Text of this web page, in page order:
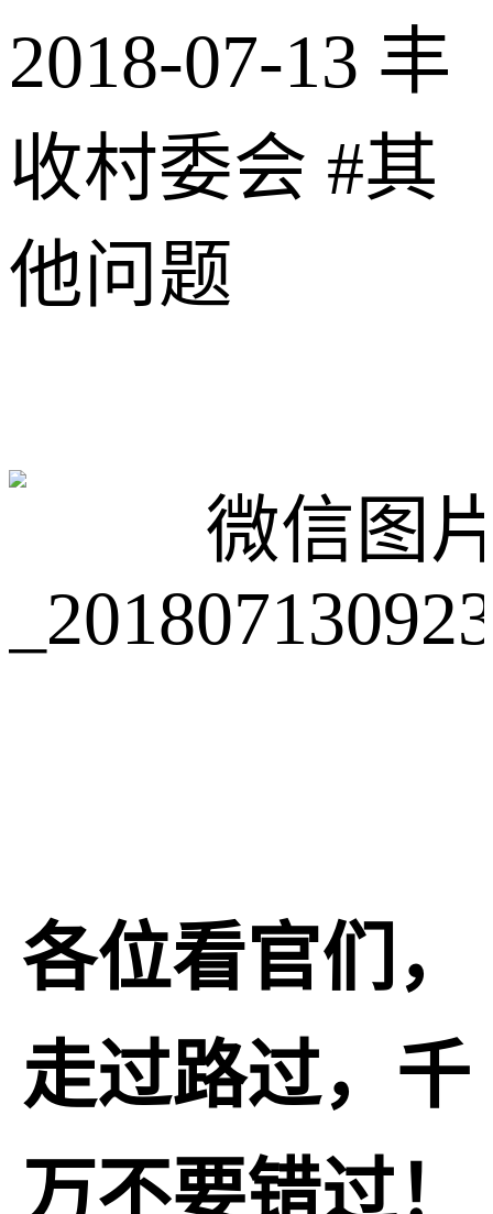
2018-07-13 丰
收村委会 #其
他问题
各位看官们，
走过路过，千
万不要错过！